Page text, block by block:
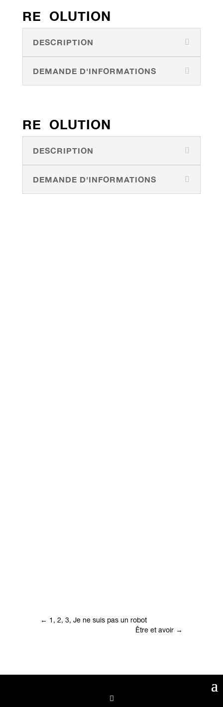
RE OLUTION
DESCRIPTION
DEMANDE D'INFORMATIONS
RE OLUTION
DESCRIPTION
DEMANDE D'INFORMATIONS
← 1, 2, 3, Je ne suis pas un robot
Être et avoir →
